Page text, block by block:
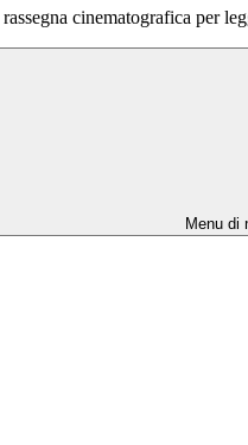
cinematografica per
Menu di